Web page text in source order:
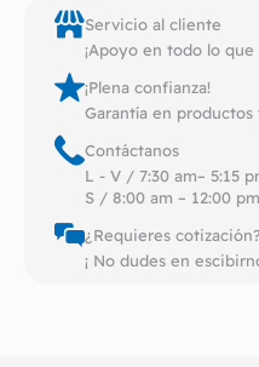
Servicio al cliente
¡Apoyo en todo lo que
¡Plena confianza!
Garantía en productos
Contáctanos
L - V / 7:30 am– 5:15
S / 8:00 am – 12:00 pm
¿Requieres cotización?
¡ No dudes en